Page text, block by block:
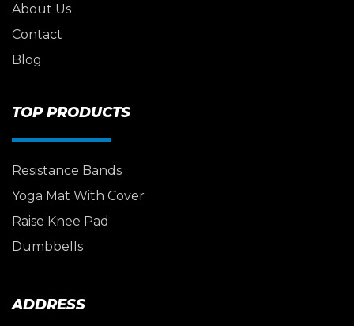
About Us
Contact
Blog
TOP PRODUCTS
Resistance Bands
Yoga Mat With Cover
Raise Knee Pad
Dumbbells
ADDRESS